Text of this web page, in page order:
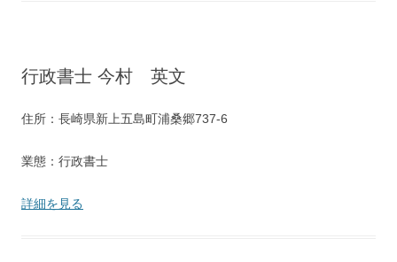
行政書士 今村 英文
住所：長崎県新上五島町浦桑郷737-6
業態：行政書士
詳細を見る